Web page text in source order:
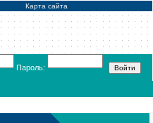
Карта сайта
Пароль: